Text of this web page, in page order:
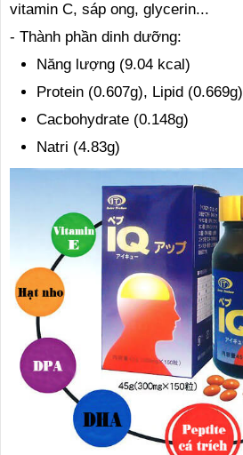
vitamin C, sáp ong, glycerin...
- Thành phần dinh dưỡng:
Năng lượng (9.04 kcal)
Protein (0.607g), Lipid (0.669g)
Cacbohydrate (0.148g)
Natri (4.83g)